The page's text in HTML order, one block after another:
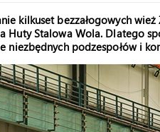
kilkuset bezzałogowych
Huty Stalowa Wola. Dlatego
niezbędnych podzespołów i